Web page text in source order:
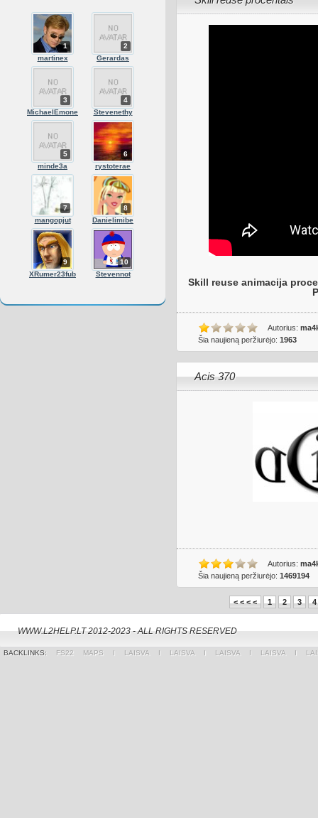
1
martinex
2
Gerardas
3
MichaelEmone
4
Stevenethy
5
minde3a
6
rystoterae
7
mangopjut
8
Danielimibe
9
XRumer23fub
10
Stevennot
Skill reuse animacija
Autorius:
Šia naujieną peržiurėjo: 1963
Acis 370
Autorius:
Šia naujieną peržiurėjo: 1469194
< < < < 1 2 3 4
WWW.L2HELP.LT 2012-2023 - ALL RIGHTS RESERVED
BACKLINKS: FS22 MAPS Ι LAISVA Ι LAISVA Ι LAISVA Ι LAISVA Ι